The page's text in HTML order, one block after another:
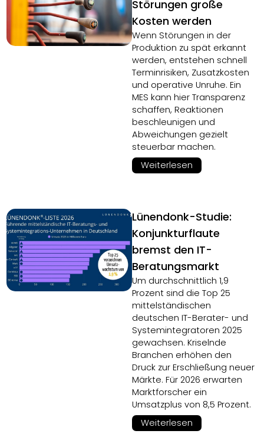
Störungen große
Kosten werden
Wenn Störungen in der
Produktion zu spät erkannt
werden, entstehen schnell
Terminrisiken, Zusatzkosten
und operative Unruhe. Ein
MES kann hier Transparenz
schaffen, Reaktionen
beschleunigen und
Abweichungen gezielt
steuerbar machen.
Weiterlesen
Lünendonk-Studie:
Konjunkturflaute
bremst den IT-
Beratungsmarkt
Um durchschnittlich 1,9
Prozent sind die Top 25
mittelständischen
deutschen IT-Berater- und
Systemintegratoren 2025
gewachsen. Kriselnde
Branchen erhöhen den
Druck zur Erschließung neuer
Märkte. Für 2026 erwarten
Marktforscher ein
Umsatzplus von 8,5 Prozent.
Weiterlesen